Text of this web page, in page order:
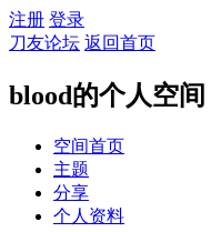
注册 登录
刀友论坛 返回首页
blood的个人空间
空间首页
主题
分享
个人资料